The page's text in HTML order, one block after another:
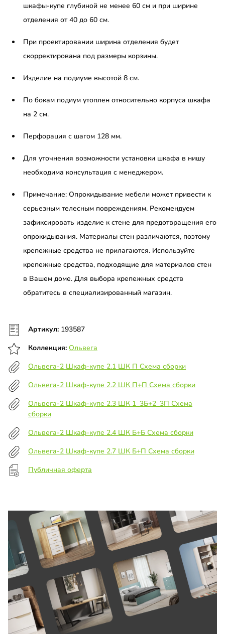
шкафы-купе глубиной не менее 60 см и при ширине
отделения от 40 до 60 см.
При проектировании ширина отделения будет
скорректирована под размеры корзины.
Изделие на подиуме высотой 8 см.
По бокам подиум утоплен относительно корпуса шкафа
на 2 см.
Перфорация с шагом 128 мм.
Для уточнения возможности установки шкафа в нишу
необходима консультация с менеджером.
Примечание: Опрокидывание мебели может привести к
серьезным телесным повреждениям. Рекомендуем
зафиксировать изделие к стене для предотвращения его
опрокидывания. Материалы стен различаются, поэтому
крепежные средства не прилагаются. Используйте
крепежные средства, подходящие для материалов стен
в Вашем доме. Для выбора крепежных средств
обратитесь в специализированный магазин.
Артикул: 193587
Коллекция: Ольвега
Ольвега-2 Шкаф-купе 2.1 ШК П Схема сборки
Ольвега-2 Шкаф-купе 2.2 ШК П+П Схема сборки
Ольвега-2 Шкаф-купе 2.3 ШК 1_3Б+2_3П Схема
сборки
Ольвега-2 Шкаф-купе 2.4 ШК Б+Б Схема сборки
Ольвега-2 Шкаф-купе 2.7 ШК Б+П Схема сборки
Публичная оферта